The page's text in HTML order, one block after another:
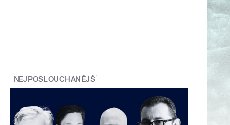
NEJPOSLOUCHANĚJŠÍ